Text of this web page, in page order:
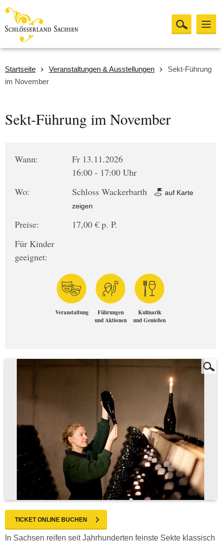
Startseite Veranstaltungen & Ausstellungen
Sekt-Führung
im November
Sekt-Führung im November
Wann:
Fr 13.11.2026
16:00 - 17:00 Uhr
Wo:
Schloss Wackerbarth
auf Karte
zeigen
Preise:
17,00 € p. P.
Für Kinder
geeignet:
Veranstaltung
Führungen
und Aktionen
Kulinarik
und Genießen
TICKET ONLINE BUCHEN
In Sachsen reifen seit Jahrhunderten feinste Sekte klassisch